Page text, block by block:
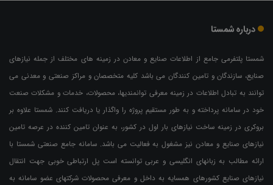
درباره شمستا
شمستا پلتفرمی جامع از اطلاعات صنایع و معادن در زمینه های مختلف از جمله نیازهای
صنایع، سازندگان و تامین کنندگان می باشد کلیه متخصصان و مراکز صنعتی و معدنی می
توانند به تبادل اطلاعات در زمینه معرفی توانمندیها، محصولات، خدمات و مشکلات صنعت
خود در سامانه پرداخته و به طور مستقیم پروژه را واگذار یا دریافت کنند. شمستا علاوه بر
بروکری در زمینه ساخت نیازهای بار اول در کشور، به عنوان تامین کننده در عرصه تامین
نیازهای صنایع و معادن نیز مشغول به فعالیت می باشد. سامانه جامع صنعتی شمستا با
ارائه مطالب به زبانهای انگلیسی و عربی توانسته است پل ارتباطی خوبی جهت انتقال
نیازهای صنایع کشورهای همسایه به داخل و معرفی محصولات شرکتهای عضو سامانه به